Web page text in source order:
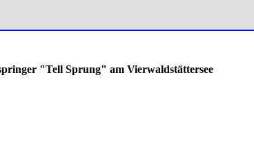
"Tell Sprung" am Vierwaldstättersee